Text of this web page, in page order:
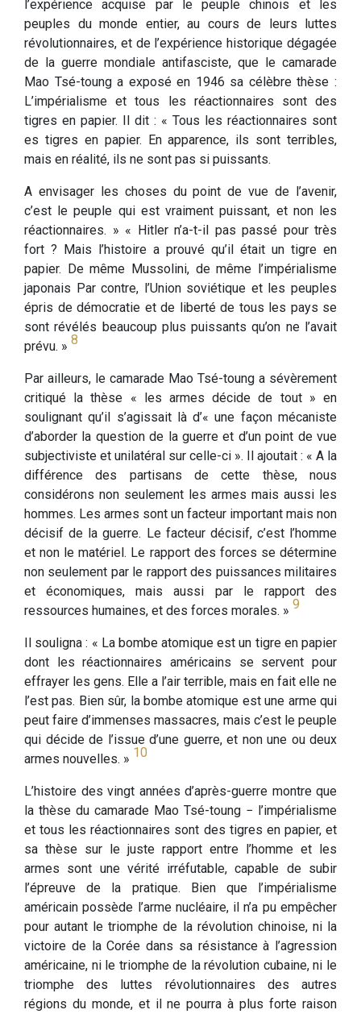
l’expérience acquise par le peuple chinois et les
peuples du monde entier, au cours de leurs luttes
révolutionnaires, et de l’expérience historique dégagée
de la guerre mondiale antifasciste, que le camarade
Mao Tsé-toung a exposé en 1946 sa célèbre thèse :
L’impérialisme et tous les réactionnaires sont des
tigres en papier. Il dit : « Tous les réactionnaires sont
es tigres en papier. En apparence, ils sont terribles,
mais en réalité, ils ne sont pas si puissants.
A envisager les choses du point de vue de l’avenir,
c’est le peuple qui est vraiment puissant, et non les
réactionnaires. » « Hitler n’a-t-il pas passé pour très
fort ? Mais l’histoire a prouvé qu’il était un tigre en
papier. De même Mussolini, de même l’impérialisme
japonais Par contre, l’Union soviétique et les peuples
épris de démocratie et de liberté de tous les pays se
sont révélés beaucoup plus puissants qu’on ne l’avait
prévu. » 8
Par ailleurs, le camarade Mao Tsé-toung a sévèrement
critiqué la thèse « les armes décide de tout » en
soulignant qu’il s’agissait là d’« une façon mécaniste
d’aborder la question de la guerre et d’un point de vue
subjectiviste et unilatéral sur celle-ci ». Il ajoutait : « A la
différence des partisans de cette thèse, nous
considérons non seulement les armes mais aussi les
hommes. Les armes sont un facteur important mais non
décisif de la guerre. Le facteur décisif, c’est l’homme
et non le matériel. Le rapport des forces se détermine
non seulement par le rapport des puissances militaires
et économiques, mais aussi par le rapport des
ressources humaines, et des forces morales. » 9
Il souligna : « La bombe atomique est un tigre en papier
dont les réactionnaires américains se servent pour
effrayer les gens. Elle a l’air terrible, mais en fait elle ne
l’est pas. Bien sûr, la bombe atomique est une arme qui
peut faire d’immenses massacres, mais c’est le peuple
qui décide de l’issue d’une guerre, et non une ou deux
armes nouvelles. » 10
L’histoire des vingt années d’après-guerre montre que
la thèse du camarade Mao Tsé-toung − l’impérialisme
et tous les réactionnaires sont des tigres en papier, et
sa thèse sur le juste rapport entre l’homme et les
armes sont une vérité irréfutable, capable de subir
l’épreuve de la pratique. Bien que l’impérialisme
américain possède l’arme nucléaire, il n’a pu empêcher
pour autant le triomphe de la révolution chinoise, ni la
victoire de la Corée dans sa résistance à l’agression
américaine, ni le triomphe de la révolution cubaine, ni le
triomphe des luttes révolutionnaires des autres
régions du monde, et il ne pourra à plus forte raison